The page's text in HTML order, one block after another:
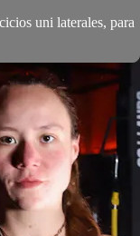
uni laterales, para